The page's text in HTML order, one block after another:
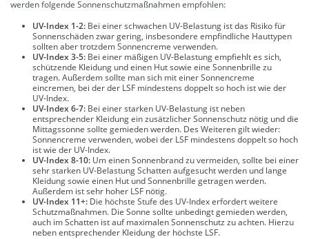
werden folgende Sonnenschutzmaßnahmen empfohlen:
UV-Index 1-2: Bei einer schwachen UV-Belastung ist das Risiko für
Sonnenschäden zwar gering, insbesondere empfindliche Hauttypen
sollten aber trotzdem Sonnencreme verwenden.
UV-Index 3-5: Bei einer mäßigen UV-Belastung empfiehlt es sich,
schützende Kleidung und einen Hut sowie eine Sonnenbrille zu
tragen. Außerdem sollte man sich mit einer Sonnencreme
eincremen, bei der der LSF mindestens doppelt so hoch ist wie der
UV-Index.
UV-Index 6-7: Bei einer starken UV-Belastung ist neben
entsprechender Kleidung ein zusätzlicher Sonnenschutz nötig und die
Mittagssonne sollte gemieden werden. Des Weiteren gilt wieder:
Sonnencreme verwenden, wobei der LSF mindestens doppelt so hoch
ist wie der UV-Index.
UV-Index 8-10: Um einen Sonnenbrand zu vermeiden, sollte bei einer
sehr starken UV-Belastung Schatten aufgesucht werden und lange
Kleidung sowie einen Hut und Sonnenbrille getragen werden.
Außerdem ist sehr hoher LSF nötig.
UV-Index 11+: Die höchste Stufe des UV-Index erfordert weitere
Schutzmaßnahmen. Die Sonne sollte unbedingt gemieden werden,
auch im Schatten ist auf maximalen Sonnenschutz zu achten. Hierzu
neben entsprechender Kleidung der höchste LSF.